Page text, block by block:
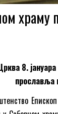
храму
8.
прославља